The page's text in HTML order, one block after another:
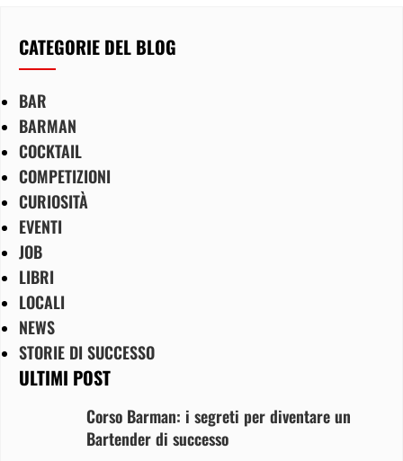
CATEGORIE DEL BLOG
BAR
BARMAN
COCKTAIL
COMPETIZIONI
CURIOSITÀ
EVENTI
JOB
LIBRI
LOCALI
NEWS
STORIE DI SUCCESSO
ULTIMI POST
Corso Barman: i segreti per diventare un
Bartender di successo